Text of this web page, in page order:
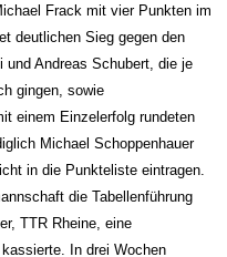
Frack mit vier Punkten im
deutlichen Sieg gegen den
und Andreas Schubert, die je
gingen, sowie
einem Einzelerfolg rundeten
Michael Schoppenhauer
in die Punkteliste eintragen.
die Tabellenführung
TTR Rheine, eine
In drei Wochen